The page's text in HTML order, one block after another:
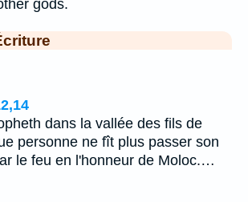
gods.
dans la vallée des fils de
personne ne fît plus passer son
le feu en l'honneur de Moloc.…